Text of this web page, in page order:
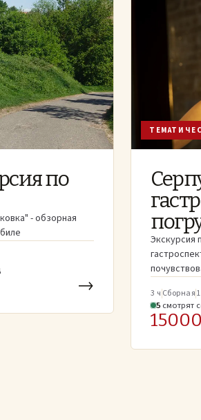
по
- обзорная
→
Экскурсия
3 ч Сборная
5 смотрят